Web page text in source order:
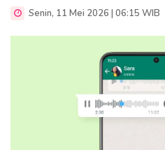
Senin, 11 Mei 2026 | 06:15 WIB